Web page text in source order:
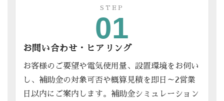
STEP
01
お問い合わせ・ヒアリング
お客様のご要望や電気使用量、設置環境をお伺い
し、補助金の対象可否や概算見積を即日～2営業
日以内にご案内します。補助金シミュレーション